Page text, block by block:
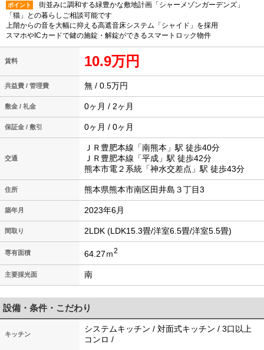
ポイント
街並みに調和する緑豊かな敷地計画「シャーメゾンガーデンズ」
「猫」との暮らしご相談可能です
上階からの音を大幅に抑える高遮音床システム「シャイド」を採用
スマホやICカードで鍵の施錠・解錠ができるスマートロック物件
賃料 10.9万円
共益費 / 管理費 無 / 0.5万円
敷金 / 礼金 0ヶ月 / 2ヶ月
保証金 / 敷引 0ヶ月 / 0ヶ月
交通
ＪＲ豊肥本線「南熊本」駅 徒歩40分
ＪＲ豊肥本線「平成」駅 徒歩42分
熊本市電２系統「神水交差点」駅 徒歩43分
住所 熊本県熊本市南区田井島３丁目3
築年月 2023年6月
間取り 2LDK (LDK15.3畳/洋室6.5畳/洋室5.5畳)
専有面積 64.27ｍ2
主要採光面 南
設備・条件・こだわり
キッチン
システムキッチン / 対面式キッチン / 3口以上
コンロ /